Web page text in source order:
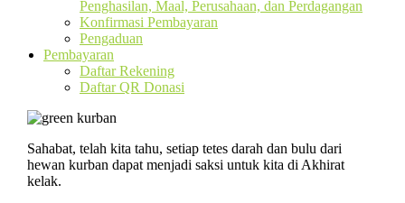
Penghasilan, Maal, Perusahaan, dan Perdagangan
Konfirmasi Pembayaran
Pengaduan
Pembayaran
Daftar Rekening
Daftar QR Donasi
Sahabat, telah kita tahu, setiap tetes darah dan bulu dari
hewan kurban dapat menjadi saksi untuk kita di Akhirat
kelak.